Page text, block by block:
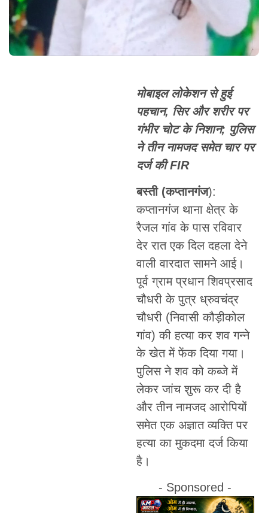
मोबाइल लोकेशन से हुई
पहचान, सिर और शरीर पर
गंभीर चोट के निशान; पुलिस
ने तीन नामजद समेत चार पर
दर्ज की FIR
बस्ती (कप्तानगंज):
कप्तानगंज थाना क्षेत्र के
रैजल गांव के पास रविवार
देर रात एक दिल दहला देने
वाली वारदात सामने आई।
पूर्व ग्राम प्रधान शिवप्रसाद
चौधरी के पुत्र ध्रुवचंद्र
चौधरी (निवासी कौड़ीकोल
गांव) की हत्या कर शव गन्ने
के खेत में फेंक दिया गया।
पुलिस ने शव को कब्जे में
लेकर जांच शुरू कर दी है
और तीन नामजद आरोपियों
समेत एक अज्ञात व्यक्ति पर
हत्या का मुकदमा दर्ज किया
है।
- Sponsored -